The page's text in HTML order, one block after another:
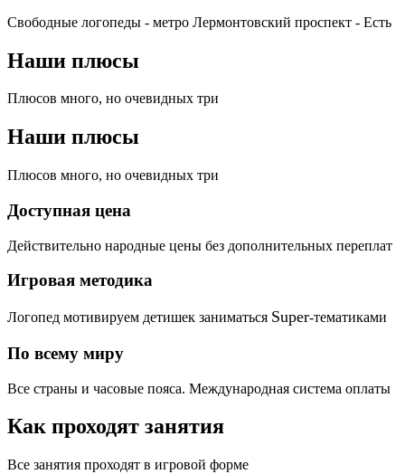
Свободные логопеды - метро Лермонтовский проспект - Есть
Наши плюсы
Плюсов много, но очевидных три
Наши плюсы
Плюсов много, но очевидных три
Доступная цена
Действительно народные цены без дополнительных переплат
Игровая методика
Логопед мотивируем детишек заниматься Super-тематиками
По всему миру
Все страны и часовые пояса. Международная система оплаты
Как проходят занятия
Все занятия проходят в игровой форме